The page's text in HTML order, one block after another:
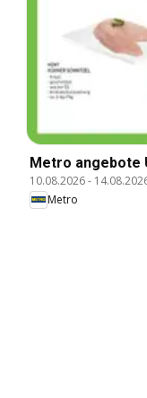
Metro angebote
10.08.2026-
Metro